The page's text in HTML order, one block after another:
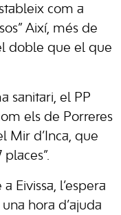
com a
Així, més de
doble que el que
sanitari, el PP
els de Porreres
Mir d’Inca, que
Eivissa, l’espera
hora d’ajuda